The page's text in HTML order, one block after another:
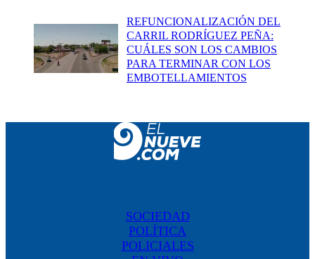
REFUNCIONALIZACIÓN DEL
CARRIL RODRÍGUEZ PEÑA:
CUÁLES SON LOS CAMBIOS
PARA TERMINAR CON LOS
EMBOTELLAMIENTOS
SOCIEDAD
POLÍTICA
POLICIALES